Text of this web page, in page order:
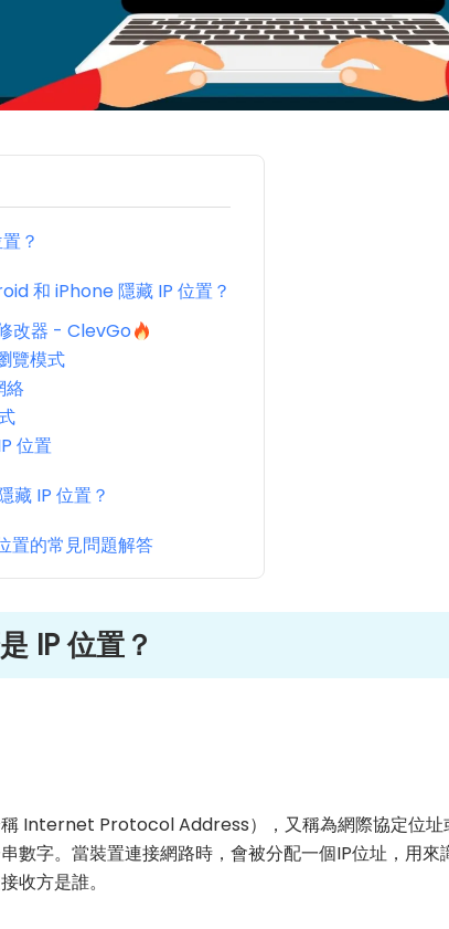
？
和 iPhone 隱藏 IP 位置？
改器 - ClevGo
覽模式
絡
位置
藏 IP 位置？
置的常見問題解答
IP 位置？
Internet Protocol Address），又稱為網際協定位址
數字。當裝置連接網路時，會被分配一個IP位址，用
收方是誰。